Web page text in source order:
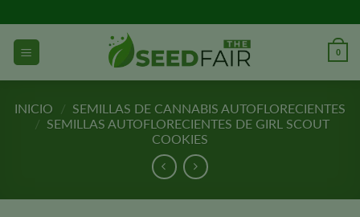
al
contenido
0
INICIO / SEMILLAS DE CANNABIS AUTOFLORECIENTES
/ SEMILLAS AUTOFLORECIENTES DE GIRL SCOUT
COOKIES